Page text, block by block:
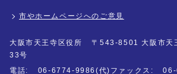
市やホームページへのご意見
大阪市天王寺区役所
〒543-8501 大阪市天
33号
電話: 06-6774-9986(代) ファックス: